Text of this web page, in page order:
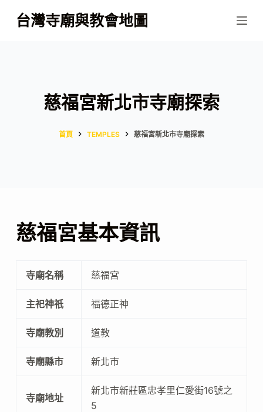
跳
至
台灣寺廟與教會地圖
慈福宮新北市寺廟探索
首頁 TEMPLES 慈福宮新北市寺廟探索
慈福宮基本資訊
寺廟名稱 慈福宮
主祀神祇 福德正神
寺廟教別 道教
寺廟縣市 新北市
寺廟地址
新北市新莊區忠孝里仁愛街16號之
5